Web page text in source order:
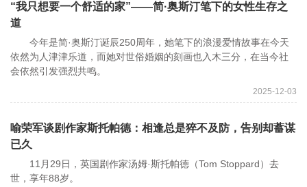
“我只想要一个舒适的家”——简·奥斯汀笔下的女性生存之
道
今年是简·奥斯汀诞辰250周年，她笔下的浪漫爱情故事在今天
依然为人津津乐道，而她对世俗婚姻的刻画也入木三分，在当今社
会依然引发强烈共鸣。
2025-12-03
喻荣军谈剧作家斯托帕德：相逢总是猝不及防，告别却蓄谋
已久
11月29日，英国剧作家汤姆·斯托帕德（Tom Stoppard）去
世，享年88岁。